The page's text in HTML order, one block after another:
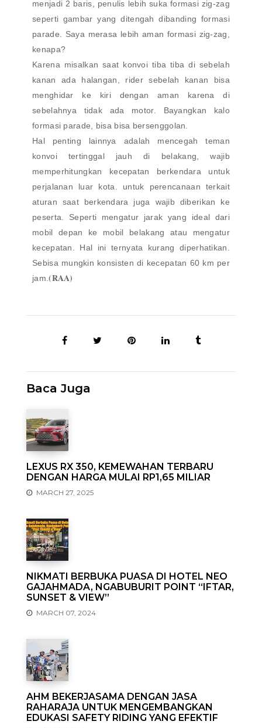
menjadi 2 baris, penulis lebih suka formasi zig-zag
seperti gambar yang ditengah dibanding formasi
parade. Saya merasa lebih aman formasi zig-zag,
kenapa?
Karena misalkan saat konvoi tiba tiba di sebelah
kanan ada halangan, rider sebelah kanan bisa
menghidar ke kiri dengan aman karena di
sebelahnya tidak ada motor. Bayangkan kalo
formasi parade, bisa bisa bersenggolan.
Hal penting lainnya adalah mencegah teman
konvoi tertinggal jauh di belakang, wajib
memperhitungkan kecepatan berkendara untuk
perjalanan luar kota. untuk perencanaan terkait
aturan saat berkendara juga wajib diberikan ke
peserta. Seperti mengatur jarak yang ideal dari
mobil depan ke mobil belakang atau mengatur
kecepatan. Hal ini ternyata kurang diperhatikan.
Sebisa mungkin konsisten di kecepatan 60 km per
jam.(RAA)
Baca Juga
LEXUS RX 350, KEMEWAHAN TERBARU
DENGAN HARGA MULAI RP1,65 MILIAR
MARCH 27, 2025
NIKMATI BERBUKA PUASA DI HOTEL NEO
GAJAHMADA, NGABUBURIT POINT “IFTAR,
SUNSET & VIEW”
MARCH 07, 2024
AHM BEKERJASAMA DENGAN JASA
RAHARAJA UNTUK MENGEMBANGKAN
EDUKASI SAFETY RIDING YANG EFEKTIF